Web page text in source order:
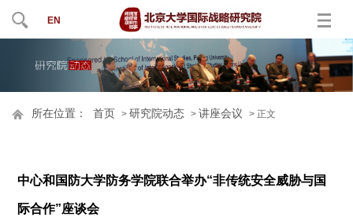
EN
所在位置： 首页 >研究院动态 >讲座会议 > 正文
中心和国防大学防务学院联合举办“非传统安全威胁与国
际合作”座谈会